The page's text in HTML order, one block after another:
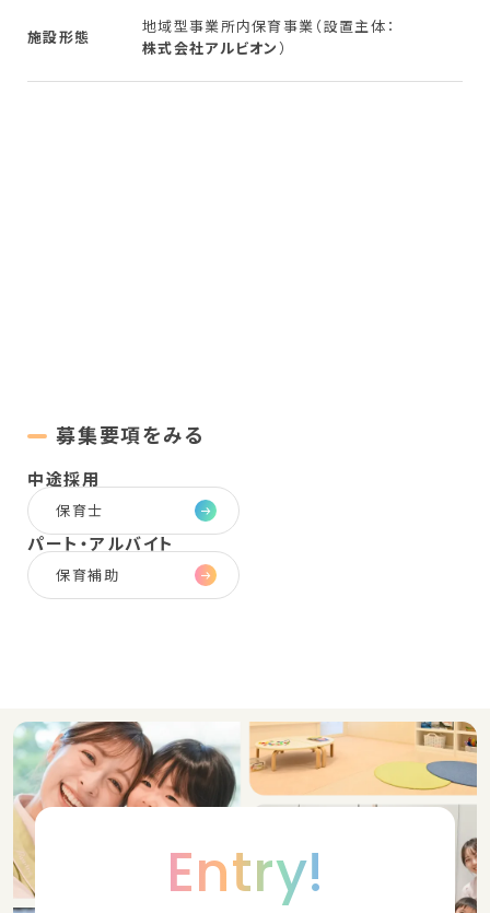
施設形態
地域型事業所内保育事業（設置主体：
株式会社アルビオン）
募集要項をみる
中途採用
保育士
パート・アルバイト
保育補助
Entry!